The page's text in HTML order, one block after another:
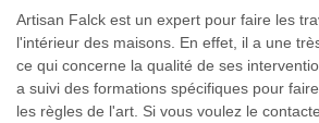
Artisan Falck est un expert pour faire les
l'intérieur des maisons. En effet, il a une
ce qui concerne la qualité de ses
a suivi des formations spécifiques pour
les règles de l'art. Si vous voulez le